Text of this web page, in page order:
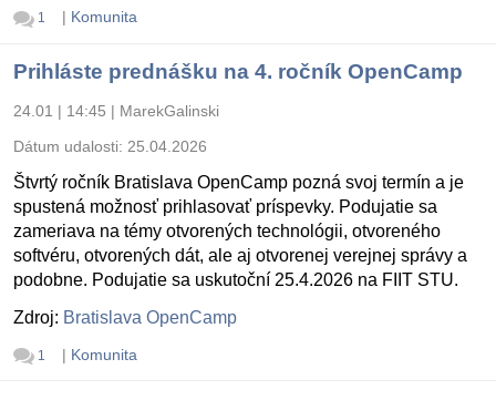
1 | Komunita
Prihláste prednášku na 4. ročník OpenCamp
24.01 | 14:45 | MarekGalinski
Dátum udalosti: 25.04.2026
Štvrtý ročník Bratislava OpenCamp pozná svoj termín a je
spustená možnosť prihlasovať príspevky. Podujatie sa
zameriava na témy otvorených technológii, otvoreného
softvéru, otvorených dát, ale aj otvorenej verejnej správy a
podobne. Podujatie sa uskutoční 25.4.2026 na FIIT STU.
Zdroj: Bratislava OpenCamp
1 | Komunita